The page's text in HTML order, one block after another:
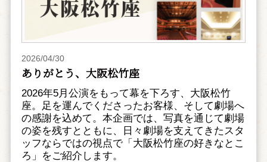
2026/04/30
ありがとう、大阪松竹座
2026年5月公演をもって幕を下ろす、大阪松竹
座。足を運んでくださったお客様、そして劇場へ
の感謝を込めて。本企画では、写真を通じて劇場
の姿を残すとともに、日々劇場を支えてきたスタ
ッフならではの視点で「大阪松竹座の好きなとこ
ろ」をご紹介します。